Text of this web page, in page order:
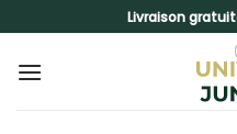
au
contenu
Livraison